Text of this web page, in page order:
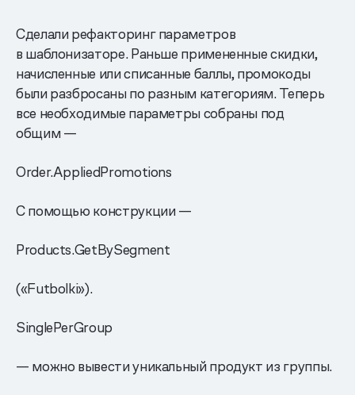
Сделали рефакторинг параметров
в шаблонизаторе. Раньше примененные скидки,
начисленные или списанные баллы, промокоды
были разбросаны по разным категориям. Теперь
все необходимые параметры собраны под
общим —
Order.AppliedPromotions
С помощью конструкции —
Products.GetBySegment
(«Futbolki»).
SinglePerGroup
— можно вывести уникальный продукт из группы.